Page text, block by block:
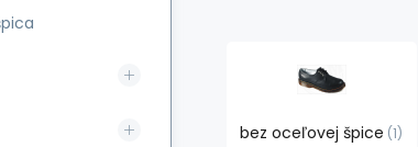
bez oceľovej špice 1